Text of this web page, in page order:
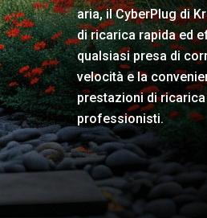
aria, il CyberPlug di
di ricarica rapida ed
qualsiasi presa di
velocità e la
prestazioni di
professionisti.